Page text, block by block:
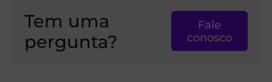
Tem uma
pergunta?
Fale
conosco